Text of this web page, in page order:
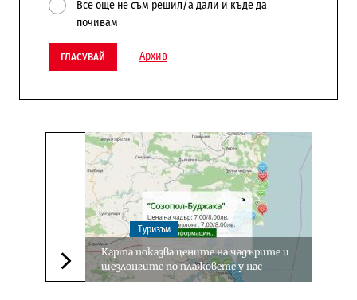
Все още не съм решил/а дали и къде да
почивам
ГЛАСУВАЙ Архив
Следваща новина
Туризъм
Карта показва цените на чадърите и
шезлонгите по плажовете у нас